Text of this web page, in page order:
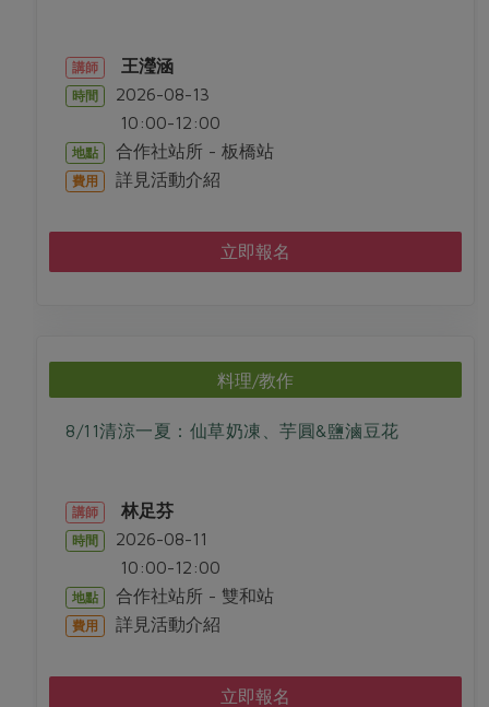
講師 王瀅涵
時間 2026-08-13
10:00-12:00
地點 合作社站所 - 板橋站
費用 詳見活動介紹
立即報名
料理/教作
8/11清涼一夏：仙草奶凍、芋圓&鹽滷豆花
講師 林足芬
時間 2026-08-11
10:00-12:00
地點 合作社站所 - 雙和站
費用 詳見活動介紹
立即報名